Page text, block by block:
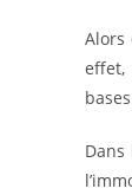
Alors
effet,